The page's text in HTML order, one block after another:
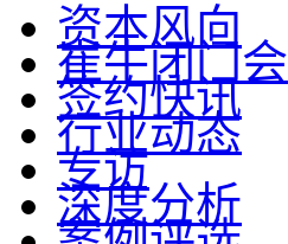
资本风向
崔牛闭门会
签约快讯
行业动态
专访
深度分析